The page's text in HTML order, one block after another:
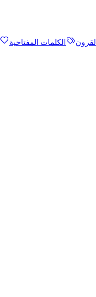
القرون الكلمات المفتاحية